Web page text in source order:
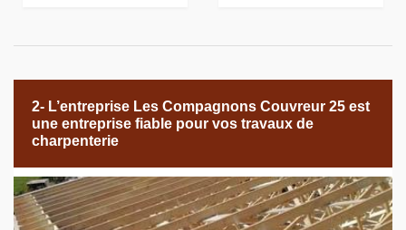
2- L’entreprise Les Compagnons Couvreur 25 est
une entreprise fiable pour vos travaux de
charpenterie